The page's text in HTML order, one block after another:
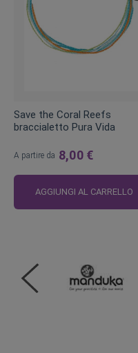
Save the Coral Reefs
braccialetto Pura Vida
A partire da 8,00 €
AGGIUNGI AL CARRELLO